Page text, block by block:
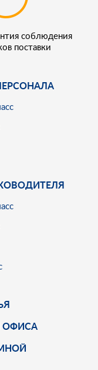
соблюдения
поставки
ОФИСА